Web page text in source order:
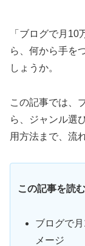
「ブログで月
ら、何から手を
しょうか。
この記事では、
ら、ジャンル選
用方法まで、流
この記事を読
ブログで
メージ